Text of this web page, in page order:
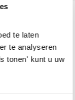
te laten
te analyseren
tonen' kunt u uw
op vloeren en